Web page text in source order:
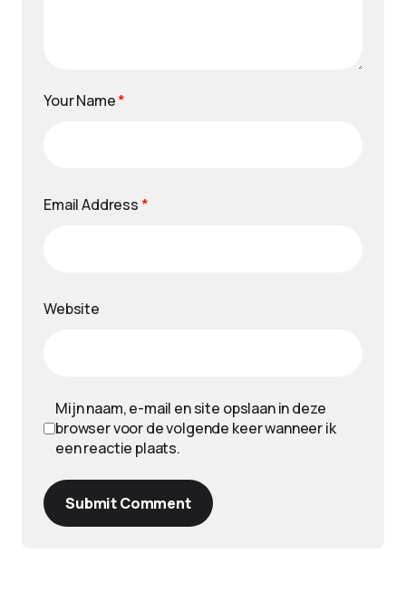
Your Name*
Email Address *
Website
Mijn naam, e-mail en site opslaan in deze
browser voor de volgende keer wanneer ik
een reactie plaats.
Submit Comment